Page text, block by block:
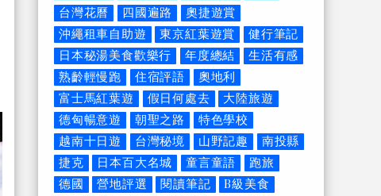
台灣花曆
四國遍路
奧捷遊賞
沖繩租車自助遊
東京紅葉遊賞
健行筆記
日本秘湯美食歡樂行
年度總結
生活有感
熟齡輕慢跑
住宿評語
奧地利
富士馬紅葉遊
假日何處去
大陸旅遊
德匈暢意遊
朝聖之路
特色學校
越南十日遊
台灣秘境 山野記趣
南投縣
捷克
日本百大名城 童言童語
跑旅
德國
營地評選 閱讀筆記
B級美食